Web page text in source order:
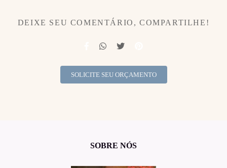
DEIXE SEU COMENTÁRIO, COMPARTILHE!
SOLICITE SEU ORÇAMENTO
SOBRE NÓS